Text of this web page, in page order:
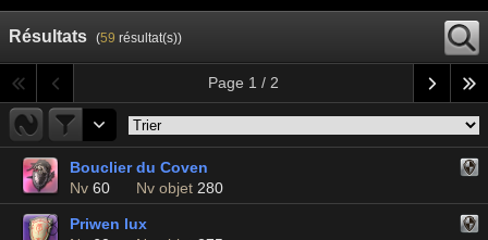
Résultats (59 résultat(s))
Page 1 / 2
Bouclier du Coven
Nv 60 Nv objet 280
Priwen lux